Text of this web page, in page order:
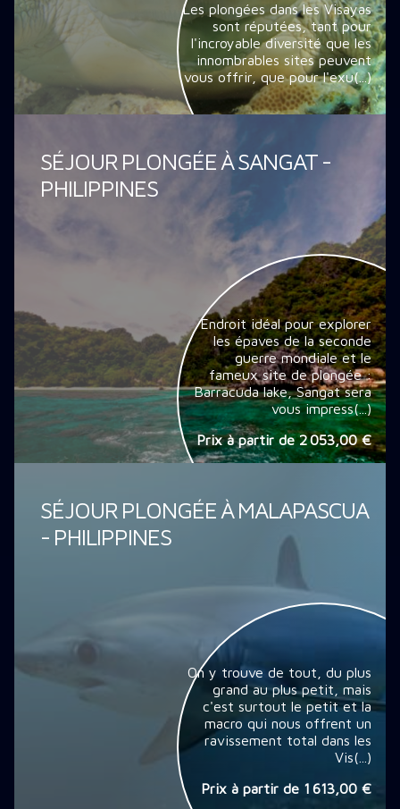
Les plongées dans les Visayas
sont réputées, tant pour
l'incroyable diversité que les
innombrables sites peuvent
vous offrir, que pour l'exu(...)
SÉJOUR PLONGÉE À SANGAT -
PHILIPPINES
Endroit idéal pour explorer
les épaves de la seconde
guerre mondiale et le
fameux site de plongée :
Barracuda lake, Sangat sera
vous impress(...)
Prix à partir de2 053,00 €
SÉJOUR PLONGÉE À MALAPASCUA
- PHILIPPINES
On y trouve de tout, du plus
grand au plus petit, mais
c'est surtout le petit et la
macro qui nous offrent un
ravissement total dans les
Vis(...)
Prix à partir de 1 613,00 €